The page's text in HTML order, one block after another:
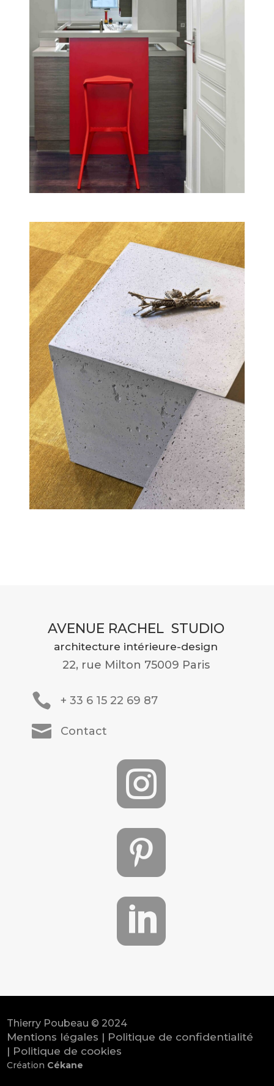
AVENUE RACHEL STUDIO
architecture intérieure-design
22, rue Milton 75009 Paris
 + 33 6 15 22 69 87
 Contact



Thierry Poubeau © 2024
Mentions légales | Politique de confidentialité
| Politique de cookies
Création Cékane